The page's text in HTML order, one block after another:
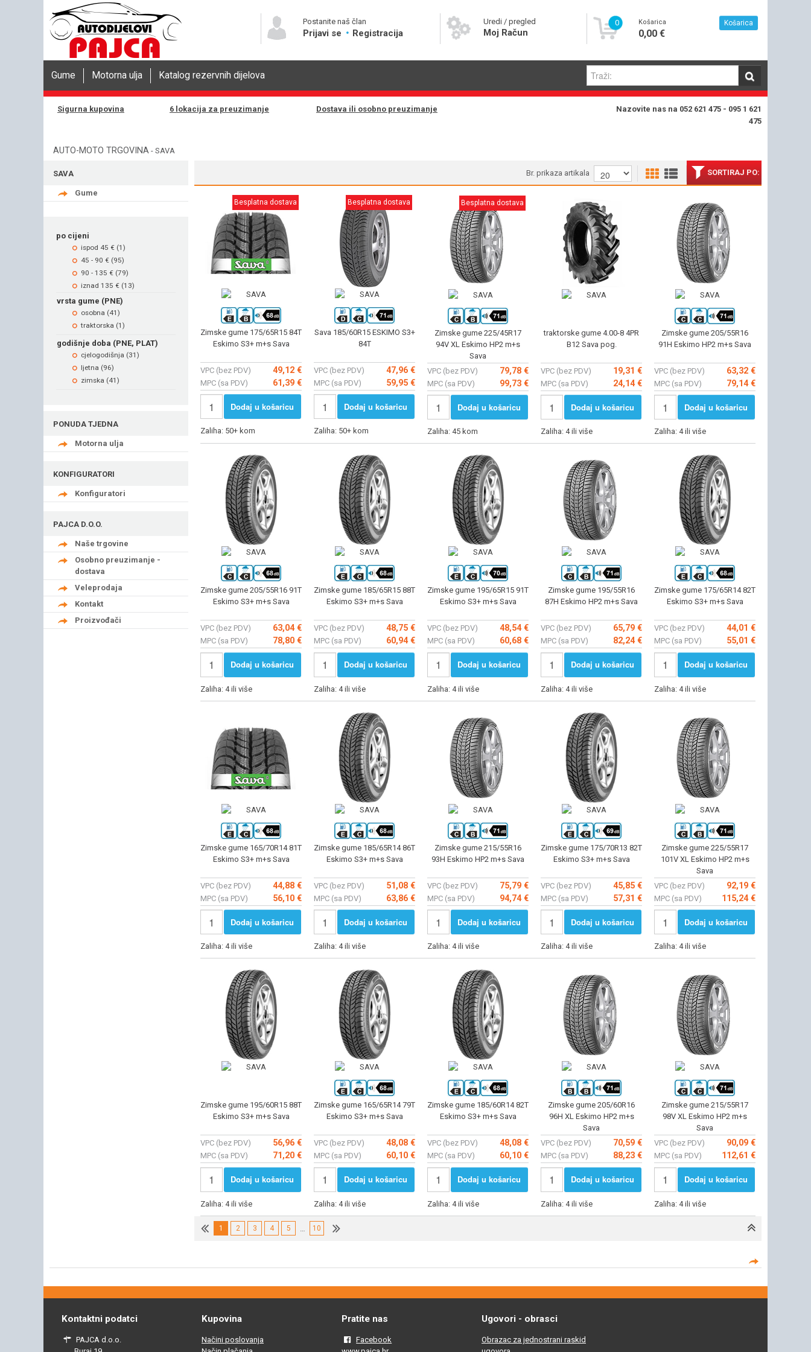
Postanite naš član
Prijavi se Registracija
Uredi / pregled
Moj Račun
0 Košarica
0,00 €
Košarica
Gume Motorna ulja Katalog rezervnih dijelova
Sigurna kupovina 6 lokacija za preuzimanje Dostava ili osobno preuzimanje
Nazovite nas na 052 621 475 - 095 1 621
475
AUTO-MOTO TRGOVINA - SAVA
SAVA
Gume
po cijeni
ispod 45 € (1)
45 - 90 € (95)
90 - 135 € (79)
iznad 135 € (13)
vrsta gume (PNE)
osobna (41)
traktorska (1)
godišnje doba (PNE, PLAT)
cjelogodišnja (31)
ljetna (96)
zimska (41)
PONUDA TJEDNA
Motorna ulja
KONFIGURATORI
Konfiguratori
PAJCA D.O.O.
Naše trgovine
Osobno preuzimanje -
dostava
Veleprodaja
Kontakt
Proizvođači
SORTIRAJ PO:
Br. prikaza artikala
Besplatna dostava
Zimske gume 175/65R15 84T
Eskimo S3+ m+s Sava
VPC (bez PDV) 49,12 €
MPC (sa PDV) 61,39 €
Dodaj u košaricu
Zaliha: 50+ kom
Besplatna dostava
Sava 185/60R15 ESKIMO S3+
84T
VPC (bez PDV) 47,96 €
MPC (sa PDV) 59,95 €
Dodaj u košaricu
Zaliha: 50+ kom
Besplatna dostava
Zimske gume 225/45R17
94V XL Eskimo HP2 m+s
Sava
VPC (bez PDV)
79,78 €
MPC (sa PDV) 99,73 €
Dodaj u košaricu
Zaliha: 45 kom
traktorske gume 4.00-8 4PR
B12 Sava pog.
VPC (bez PDV) 19,31 €
MPC (sa PDV) 24,14 €
Dodaj u košaricu
Zaliha: 4 ili više
Zimske gume 205/55R16
91H Eskimo HP2 m+s Sava
VPC (bez PDV) 63,32 €
MPC (sa PDV) 79,14 €
Dodaj u košaricu
Zaliha: 4 ili više
Zimske gume 205/55R16 91T
Eskimo S3+ m+s Sava
VPC (bez PDV) 63,04 €
MPC (sa PDV) 78,80 €
Dodaj u košaricu
Zaliha: 4 ili više
Zimske gume 185/65R15 88T
Eskimo S3+ m+s Sava
VPC (bez PDV) 48,75 €
MPC (sa PDV) 60,94 €
Dodaj u košaricu
Zaliha: 4 ili više
Zimske gume 195/65R15 91T
Eskimo S3+ m+s Sava
VPC (bez PDV) 48,54 €
MPC (sa PDV) 60,68 €
Dodaj u košaricu
Zaliha: 4 ili više
Zimske gume 195/55R16
87H Eskimo HP2 m+s Sava
VPC (bez PDV) 65,79 €
MPC (sa PDV) 82,24 €
Dodaj u košaricu
Zaliha: 4 ili više
Zimske gume 175/65R14 82T
Eskimo S3+ m+s Sava
VPC (bez PDV) 44,01 €
MPC (sa PDV) 55,01 €
Dodaj u košaricu
Zaliha: 4 ili više
Zimske gume 165/70R14 81T
Eskimo S3+ m+s Sava
VPC (bez PDV) 44,88 €
MPC (sa PDV) 56,10 €
Dodaj u košaricu
Zaliha: 4 ili više
Zimske gume 185/65R14 86T
Eskimo S3+ m+s Sava
VPC (bez PDV) 51,08 €
MPC (sa PDV) 63,86 €
Dodaj u košaricu
Zaliha: 4 ili više
Zimske gume 215/55R16
93H Eskimo HP2 m+s Sava
VPC (bez PDV) 75,79 €
MPC (sa PDV) 94,74 €
Dodaj u košaricu
Zaliha: 4 ili više
Zimske gume 175/70R13 82T
Eskimo S3+ m+s Sava
VPC (bez PDV) 45,85 €
MPC (sa PDV) 57,31 €
Dodaj u košaricu
Zaliha: 4 ili više
Zimske gume 225/55R17
101V XL Eskimo HP2 m+s
Sava
VPC (bez PDV)
92,19 €
MPC (sa PDV) 115,24 €
Dodaj u košaricu
Zaliha: 4 ili više
Zimske gume 195/60R15 88T
Eskimo S3+ m+s Sava
VPC (bez PDV) 56,96 €
MPC (sa PDV) 71,20 €
Dodaj u košaricu
Zaliha: 4 ili više
Zimske gume 165/65R14 79T
Eskimo S3+ m+s Sava
VPC (bez PDV) 48,08 €
MPC (sa PDV) 60,10 €
Dodaj u košaricu
Zaliha: 4 ili više
Zimske gume 185/60R14 82T
Eskimo S3+ m+s Sava
VPC (bez PDV) 48,08 €
MPC (sa PDV) 60,10 €
Dodaj u košaricu
Zaliha: 4 ili više
Zimske gume 205/60R16
96H XL Eskimo HP2 m+s
Sava
VPC (bez PDV)
70,59 €
MPC (sa PDV) 88,23 €
Dodaj u košaricu
Zaliha: 4 ili više
Zimske gume 215/55R17
98V XL Eskimo HP2 m+s
Sava
VPC (bez PDV)
90,09 €
MPC (sa PDV) 112,61 €
Dodaj u košaricu
Zaliha: 4 ili više
1 2 3 4 5 10
Kontaktni podatci
PAJCA d.o.o.
Kupovina
Načini poslovanja
Pratite nas
Facebook
Ugovori - obrasci
Obrazac za jednostrani raskid